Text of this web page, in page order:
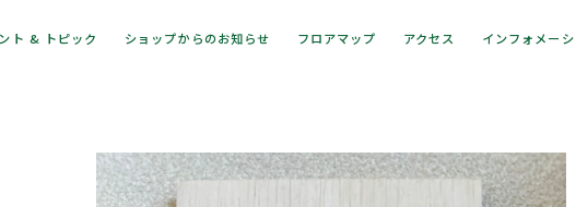
ト & トピック ショップからのお知らせ フロアマップ アクセス インフォメー